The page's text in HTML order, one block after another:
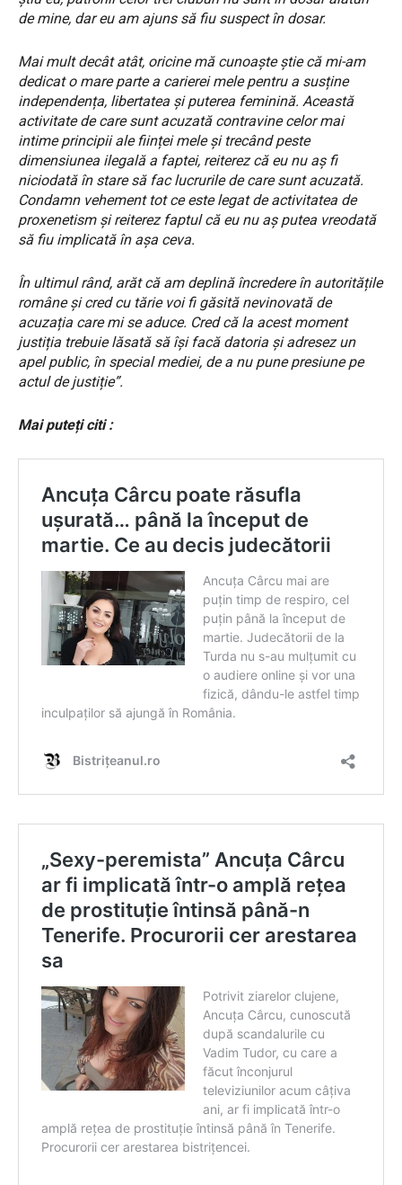
de mine, dar eu am ajuns să fiu suspect în dosar.
Mai mult decât atât, oricine mă cunoaște știe că mi-am
dedicat o mare parte a carierei mele pentru a susține
independența, libertatea și puterea feminină. Această
activitate de care sunt acuzată contravine celor mai
intime principii ale ființei mele și trecând peste
dimensiunea ilegală a faptei, reiterez că eu nu aș fi
niciodată în stare să fac lucrurile de care sunt acuzată.
Condamn vehement tot ce este legat de activitatea de
proxenetism și reiterez faptul că eu nu aș putea vreodată
să fiu implicată în așa ceva.
În ultimul rând, arăt că am deplină încredere în autoritățile
române și cred cu tărie voi fi găsită nevinovată de
acuzația care mi se aduce. Cred că la acest moment
justiția trebuie lăsată să își facă datoria și adresez un
apel public, în special mediei, de a nu pune presiune pe
actul de justiție”.
Mai puteți citi :